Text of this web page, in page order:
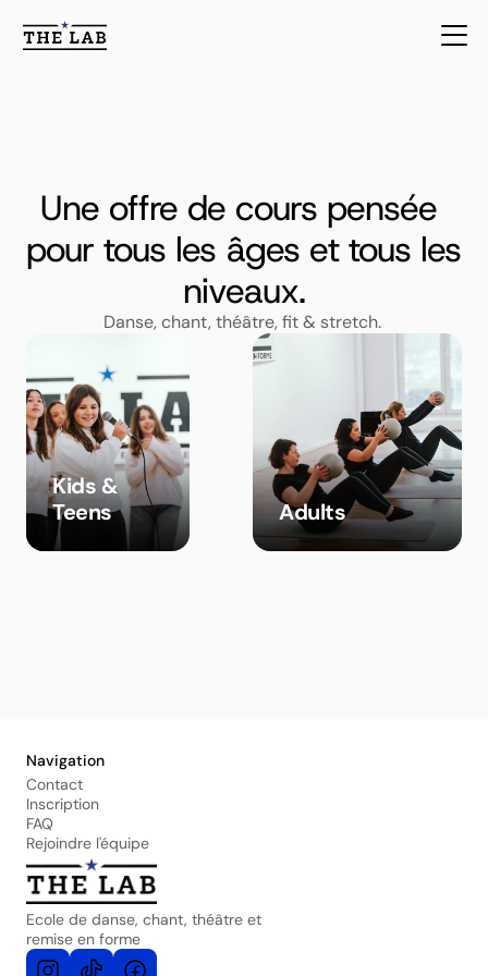
Programme
Une offre de cours pensée
pour tous les âges et tous les
niveaux.
Danse, chant, théâtre, fit & stretch.
Kids &
Teens
Adults
Ecole de danse, chant, théâtre et
remise en forme
Navigation
Contact
Inscription
FAQ
Rejoindre l'équipe